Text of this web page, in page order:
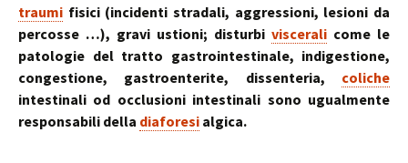
traumi fisici (incidenti stradali, aggressioni, lesioni da
percosse …), gravi ustioni; disturbi viscerali come le
patologie del tratto gastrointestinale, indigestione,
congestione, gastroenterite, dissenteria, coliche
intestinali od occlusioni intestinali sono ugualmente
responsabili della diaforesi algica.